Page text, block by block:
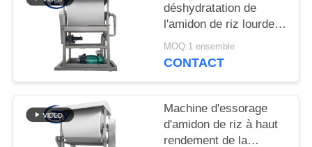
PRIVACY
POLICY
déshydratation de
l'amidon de riz lourde
Appareil de
déshydratation de
l'amidon
MOQ:1 ensemble
CONTACT
Machine d'essorage
d'amidon de riz à haut
rendement de la